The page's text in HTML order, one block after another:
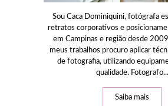
Sou Caca Dominiquini, fotógrafa
retratos corporativos e
em Campinas e região desde
meus trabalhos procuro aplicar
de fotografia, utilizando
qualidade. Fotografo...
Saiba mais